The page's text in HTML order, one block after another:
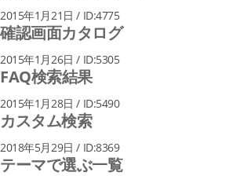
2015年1月21日 / ID:4775
確認画面カタログ
2015年1月26日 / ID:5305
FAQ検索結果
2015年1月28日 / ID:5490
カスタム検索
2018年5月29日 / ID:8369
テーマで選ぶ一覧